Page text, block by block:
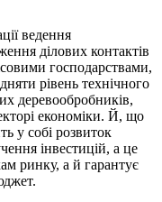
ведення
ділових контактів
господарствами,
рівень технічного
деревообробників,
економіки. Й, що
у собі розвиток
інвестицій, а це
ринку, а й гарантує